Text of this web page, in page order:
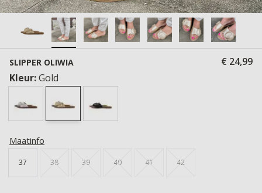
SLIPPER OLIWIA
€ 24,99
Kleur:Gold
Maatinfo
37 38 39 40 41 42